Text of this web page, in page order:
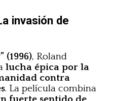
invasión de
(1996), Roland
lucha épica por la
contra
. La película combina